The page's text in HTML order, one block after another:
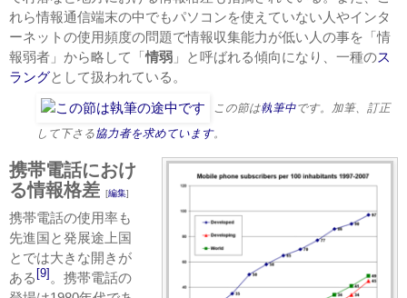
れら情報通信端末の中でもパソコンを使えていない人やインタ
ーネットの使用頻度の問題で情報収集能力が低い人の事を「情
報弱者」から略して「情弱 」と呼ばれる傾向になり、一種のス
ラングとして扱われている。
この節は執筆中です。加筆、訂正
して下さる協力者を求めています。
携帯電話におけ
る情報格差 [編集]
携帯電話の使用率も
先進国と発展途上国
とでは大きな開きが
ある [9] 。携帯電話の